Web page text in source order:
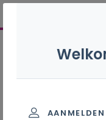
AANMELDEN